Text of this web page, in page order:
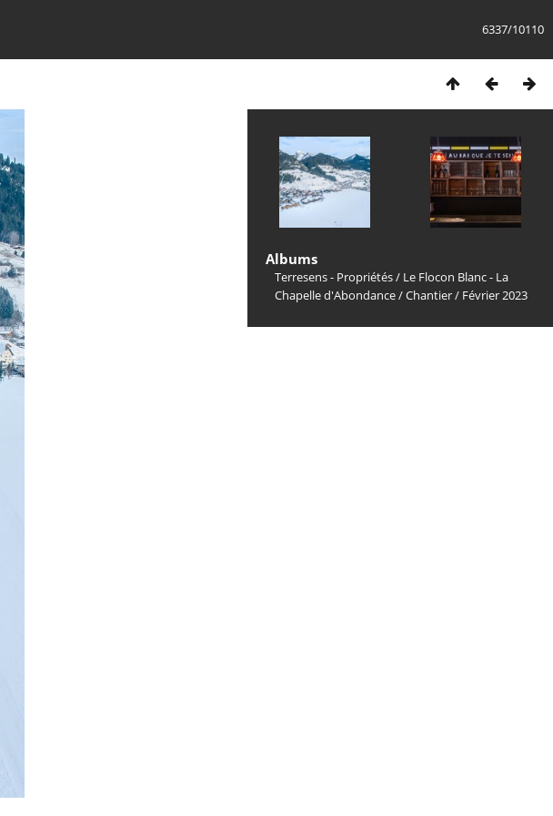
6337/10110
Albums
Terresens - Propriétés/ Le Flocon Blanc - La
Chapelle d'Abondance/Chantier/ Février 2023